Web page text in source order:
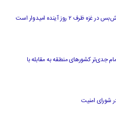
۲ روز آینده امیدوار است
جدی‌تر کشورهای منطقه به مقابله با
شورای امنیت